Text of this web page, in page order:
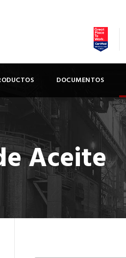
DOCUMENTOS
Aceite